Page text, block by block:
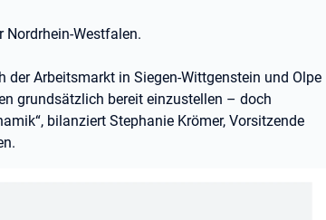
Westfalen.
der Arbeitsmarkt in Siegen-Wittgenstein und Olpe
grundsätzlich bereit einzustellen – doch
bilanziert Stephanie Krömer, Vorsitzende